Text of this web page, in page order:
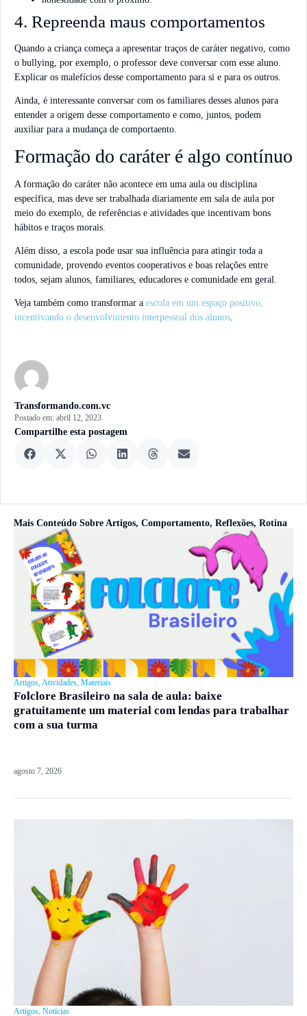
Transformando.com.vc
Postado em: abril 12, 2023
Compartilhe esta postagem
4. Repreenda maus comportamentos
Quando a criança começa a apresentar traços de caráter negativo, como
o bullying, por exemplo, o professor deve conversar com esse aluno.
Explicar os malefícios desse comportamento para si e para os outros.
Ainda, é interessante conversar com os familiares desses alunos para
entender a origem desse comportamento e como, juntos, podem
auxiliar para a mudança de comportaento.
Formação do caráter é algo contínuo
A formação do caráter não acontece em uma aula ou disciplina
específica, mas deve ser trabalhada diariamente em sala de aula por
meio do exemplo, de referências e atividades que incentivam bons
hábitos e traços morais.
Além disso, a escola pode usar sua influência para atingir toda a
comunidade, provendo eventos cooperativos e boas relações entre
todos, sejam alunos, familiares, educadores e comunidade em geral.
Veja também como transformar a escola em um espaço positivo,
incentivando o desenvolvimento interpessoal dos alunos
Mais Conteúdo Sobre Artigos, Comportamento, Reflexões, Rotina
Artigos,Atividades, Materiais
Folclore Brasileiro na sala de aula: baixe
gratuitamente um material com lendas para trabalhar
com a sua turma
agosto 7, 2026
Artigos, Notícias